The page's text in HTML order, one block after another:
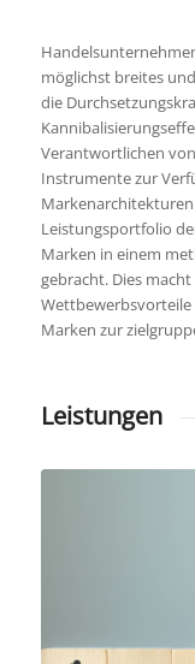
möglichst breites
die
Verantwortlichen
Instrumente zur
Leistungsportfolio
Marken in einem
gebracht. Dies
Wettbewerbsvorteile
Marken zur
Leistungen